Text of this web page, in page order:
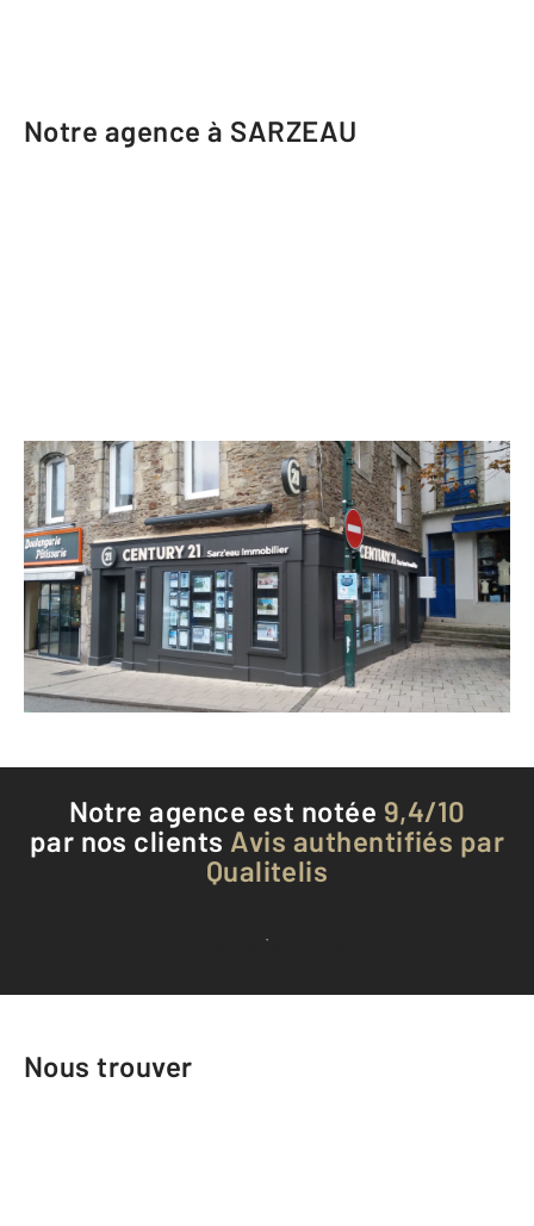
Notre agence à SARZEAU
CENTURY 21 Sarz'eau Immobilier
4 Place Duchesse Anne
SARZEAU - 56370
Envoyer un message
Téléphoner à l'agence
Notre agence est notée 9,4/10
par nos clients Avis authentifiés par
Qualitelis
Voir tous les avis clients
Nous trouver